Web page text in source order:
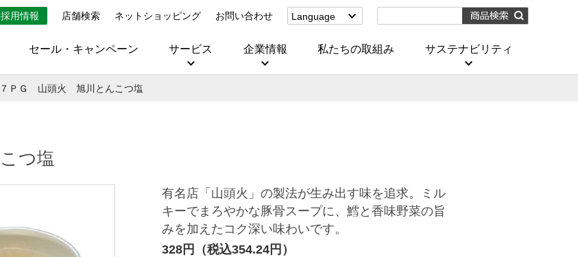
採用情報 店舗検索 ネットショッピング お問い合わせ
Language
(Corporate)
セール・キャンペーン サービス 企業情報 私たちの取組み サステナビリティ
７ＰＧ 山頭火 旭川とんこつ塩
つ塩
有名店「山頭火」の製法が生み出す味を追求。ミル
キーでまろやかな豚骨スープに、鱈と香味野菜の旨
みを加えたコク深い味わいです。
328円（税込354.24円）